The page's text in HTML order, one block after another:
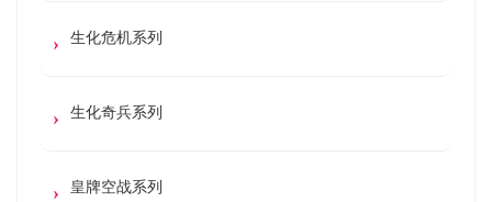
生化危机系列
生化奇兵系列
皇牌空战系列